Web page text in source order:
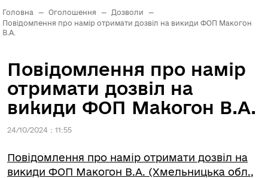
Головна — Оголошення — Дозволи
—
Повідомлення про намір отримати дозвіл на викиди ФОП Макогон
В.А.
Повідомлення про намір
отримати дозвіл на
викиди ФОП Макогон В.А.
24/10/2024 : 11:55
Повідомлення про намір отримати дозвіл на
викиди ФОП Макогон В.А. (Хмельницька обл.,